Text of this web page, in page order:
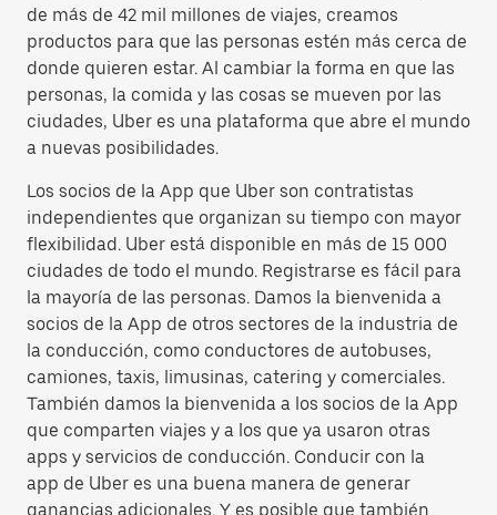
de más de 42 mil millones de viajes, creamos
productos para que las personas estén más cerca de
donde quieren estar. Al cambiar la forma en que las
personas, la comida y las cosas se mueven por las
ciudades, Uber es una plataforma que abre el mundo
a nuevas posibilidades.
Los socios de la App que Uber son contratistas
independientes que organizan su tiempo con mayor
flexibilidad. Uber está disponible en más de 15 000
ciudades de todo el mundo. Registrarse es fácil para
la mayoría de las personas. Damos la bienvenida a
socios de la App de otros sectores de la industria de
la conducción, como conductores de autobuses,
camiones, taxis, limusinas, catering y comerciales.
También damos la bienvenida a los socios de la App
que comparten viajes y a los que ya usaron otras
apps y servicios de conducción. Conducir con la
app de Uber es una buena manera de generar
ganancias adicionales. Y es posible que también